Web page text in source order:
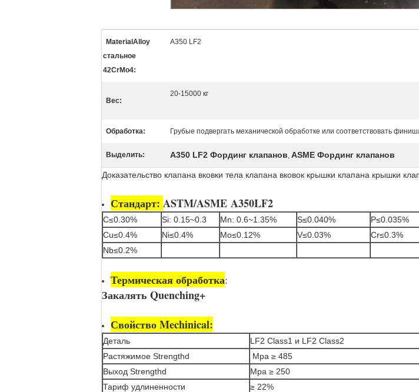
MaterialAlloy
стальное
42CrMo4:
A350 LF2
Вес:
20-15000 кг
Обработка: Грубые подвергать механической обработке или соответствовать
Выделить: A350 LF2 Фординг клапанов, ASME Фординг клапанов
Доказательство клапана вковки тела клапана вковок крышки клапана крышки
Стандарт: ASTM/ASME A350LF2
C≤0.30% Si: 0.15~0.3 Mn: 0.6~1.35% S≤0.040%
P≤0.035%
Cu≤0.4%
Ni≤0.4% Mo≤0.12% V≤0.03%
Cr≤0.3%
Nb≤0.2%
Термическая обработка:
Закалять Quenching+
Свойство Mechinical:
Деталь
LF2 Class1 и LF2 Class2
Растяжимое Strengthd
Mpa ≥ 485
Выход Strengthd
Mpa ≥ 250
Тариф удлиненности
≥ 22%